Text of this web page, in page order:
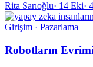
Rita Sarıoğlu· 14 Eki·
Girişim · Pazarlama
Robotların